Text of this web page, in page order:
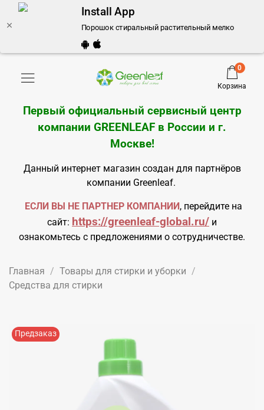
Install App
Порошок стиральный растительный
0
Корзина
Первый официальный сервисный центр
компании GREENLEAF в России и г.
Москве!
Данный интернет магазин создан для партнёров
компании Greenleaf.
ЕСЛИ ВЫ НЕ ПАРТНЕР КОМПАНИИ, перейдите на
сайт: https://greenleaf-global.ru/ и
ознакомьтесь с предложениями о сотрудничестве.
Главная
Товары для стирки и уборки
Средства для стирки
Предзаказ